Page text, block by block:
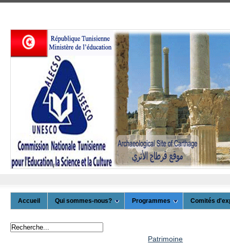
Accueil Qui sommes-nous? Programmes Comités
Patrimoine